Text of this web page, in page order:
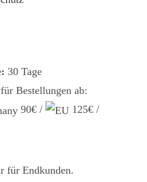
30 Tage
für Bestellungen ab:
90€ /
125€ /
für Endkunden.